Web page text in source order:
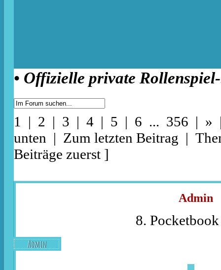
• Offizielle private
1 | 2 | 3 | 4 | 5 | 6 ... 356 | »
unten | Zum letzten Beitrag |
Beiträge zuerst ]
Admin
8.
Admin